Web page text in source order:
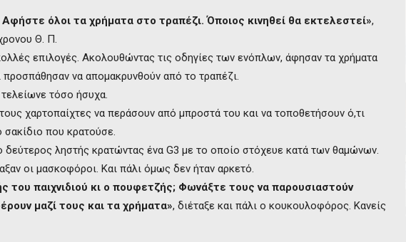
όλοι τα χρήματα στο τραπέζι. Όποιος κινηθεί θα εκτελεστεί»,
Θ. Π.
επιλογές. Ακολουθώντας τις οδηγίες των ενόπλων, άφησαν τα χρήματα
προσπάθησαν να απομακρυνθούν από το τραπέζι.
τόσο ήσυχα.
χαρτοπαίχτες να περάσουν από μπροστά του και να τοποθετήσουν ό,τι
σακίδιο που κρατούσε.
δεύτερος ληστής κρατώντας ένα G3 με το οποίο στόχευε κατά των θαμώνων.
οι μασκοφόροι. Και πάλι όμως δεν ήταν αρκετό.
του παιχνιδιού κι ο πουφετζής; Φωνάξτε τους να παρουσιαστούν
μαζί τους και τα χρήματα», διέταξε και πάλι ο κουκουλοφόρος. Κανείς